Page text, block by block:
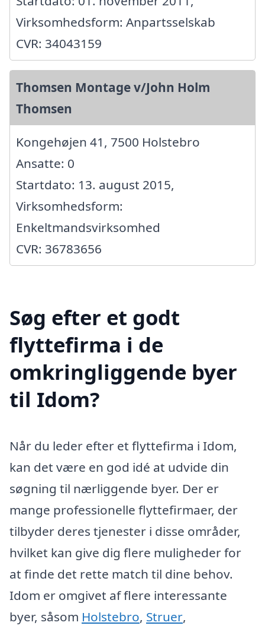
Virksomhedsform: Anpartsselskab
CVR: 34043159
Thomsen Montage v/John Holm
Thomsen
Kongehøjen 41, 7500 Holstebro
Ansatte: 0
Startdato: 13. august 2015,
Virksomhedsform:
Enkeltmandsvirksomhed
CVR: 36783656
Søg efter et godt
flyttefirma i de
omkringliggende byer
til Idom?
Når du leder efter et flyttefirma i Idom,
kan det være en god idé at udvide din
søgning til nærliggende byer. Der er
mange professionelle flyttefirmaer, der
tilbyder deres tjenester i disse områder,
hvilket kan give dig flere muligheder for
at finde det rette match til dine behov.
Idom er omgivet af flere interessante
byer, såsom Holstebro, Struer,